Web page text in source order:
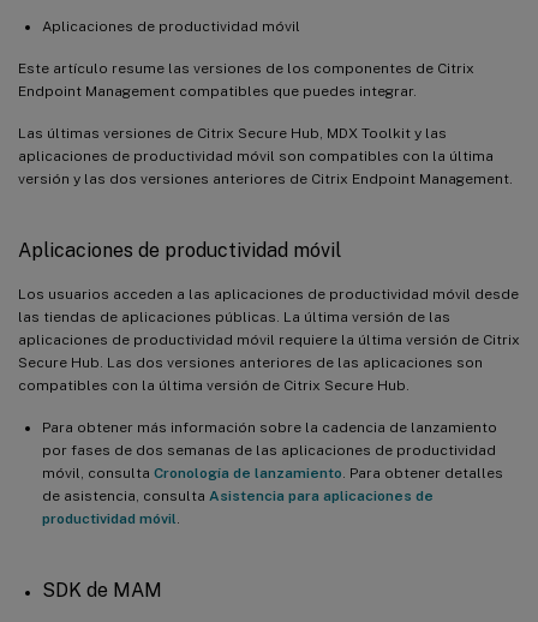
Aplicaciones de productividad móvil
Este artículo resume las versiones de los componentes de Citrix
Endpoint Management compatibles que puedes integrar.
Las últimas versiones de Citrix Secure Hub, MDX Toolkit y las
aplicaciones de productividad móvil son compatibles con la última
versión y las dos versiones anteriores de Citrix Endpoint Management.
Aplicaciones de productividad móvil
Los usuarios acceden a las aplicaciones de productividad móvil desde
las tiendas de aplicaciones públicas. La última versión de las
aplicaciones de productividad móvil requiere la última versión de Citrix
Secure Hub. Las dos versiones anteriores de las aplicaciones son
compatibles con la última versión de Citrix Secure Hub.
Para obtener más información sobre la cadencia de lanzamiento
por fases de dos semanas de las aplicaciones de productividad
móvil, consulta Cronología de lanzamiento . Para obtener detalles
de asistencia, consulta Asistencia para aplicaciones de
productividad móvil
SDK de MAM